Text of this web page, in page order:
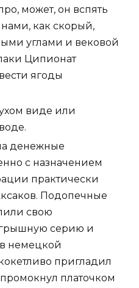
может, он вспять
нами, как скорый,
углами и вековой
Ципионат
ягоды
виде или
денежные
с назначением
практически
Подопечные
свою
серию и
в немецкой
пригладил
платочком